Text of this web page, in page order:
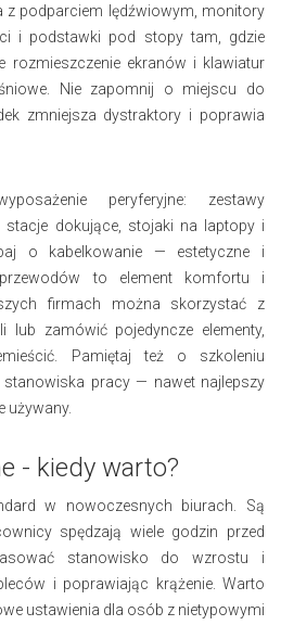
z podparciem lędźwiowym, monitory
i podstawki pod stopy tam, gdzie
rozmieszczenie ekranów i klawiatur
Nie zapomnij o miejscu do
zmniejsza dystraktory i poprawia
peryferyjne: zestawy
stacje dokujące, stojaki na laptopy i
o kabelkowanie — estetyczne i
przewodów to element komfortu i
firmach można skorzystać z
lub zamówić pojedyncze elementy,
Pamiętaj też o szkoleniu
pracy — nawet najlepszy
używany.
- kiedy warto?
w nowoczesnych biurach. Są
spędzają wiele godzin przed
stanowisko do wzrostu i
i poprawiając krążenie. Warto
ustawienia dla osób z nietypowymi